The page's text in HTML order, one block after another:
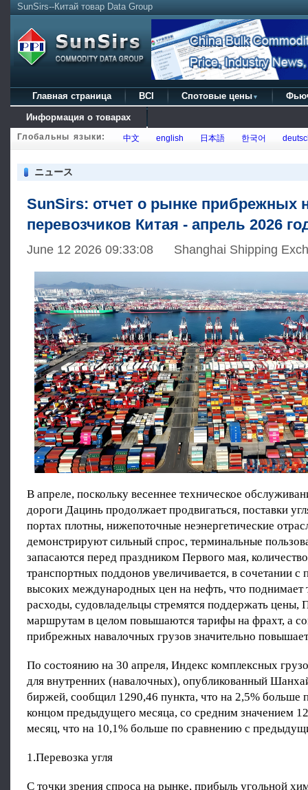
SunSirs--Китай товар Data Group
Главная страница BCI Спотовые цены ▼
Информация о товарах
Глобальны языки: 中文 english 日本語 한국어
ニュース
SunSirs: отчет о рынке прибрежных
перевозчиков Китая - апрель 2026
June 12 2026 09:33:08 Shanghai Shipping
В апреле, поскольку весеннее техническое
дороги Дацинь продолжает продвигаться, поставки
портах плотны, нижепоточные неэнергетические
демонстрируют сильный спрос, терминальные
запасаются перед праздником Первого мая,
транспортных поддонов увеличивается, в сочетании
высоких международных цен на нефть, что поднимает
расходы, судовладельцы стремятся поддержать цены,
маршрутам в целом повышаются тарифы на фрахт, а
прибрежных навалочных грузов значительно
По состоянию на 30 апреля, Индекс комплексных
для внутренних (навалочных), опубликованный
биржей, сообщил 1290,46 пункта, что на 2,5% больше
концом предыдущего месяца, со средним значением
месяц, что на 10,1% больше по сравнению с
1.Перевозка угля
С точки зрения спроса на рынке, прибыль угольной